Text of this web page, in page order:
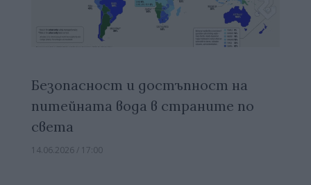
Безопасност и достъпност на
питейната вода в страните по
света
14.06.2026 / 17:00